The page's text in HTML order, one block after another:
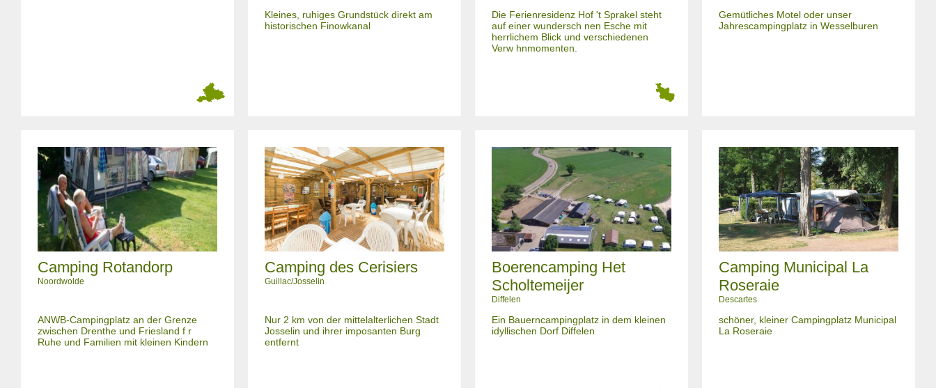
Kleines, ruhiges Grundstück direkt am
historischen Finowkanal
Die Ferienresidenz Hof 't Sprakel steht
auf einer wundersch nen Esche mit
herrlichem Blick und verschiedenen
Verw hnmomenten.
Gemütliches Motel oder unser
Jahrescampingplatz in Wesselburen
Camping Rotandorp
Noordwolde
ANWB-Campingplatz an der Grenze
zwischen Drenthe und Friesland f r
Ruhe und Familien mit kleinen Kindern
Camping des Cerisiers
Guillac/Josselin
Nur 2 km von der mittelalterlichen Stadt
Josselin und ihrer imposanten Burg
entfernt
Boerencamping Het
Scholtemeijer
Diffelen
Ein Bauerncampingplatz in dem kleinen
idyllischen Dorf Diffelen
Camping Municipal La
Roseraie
Descartes
schöner, kleiner Campingplatz Municipal
La Roseraie